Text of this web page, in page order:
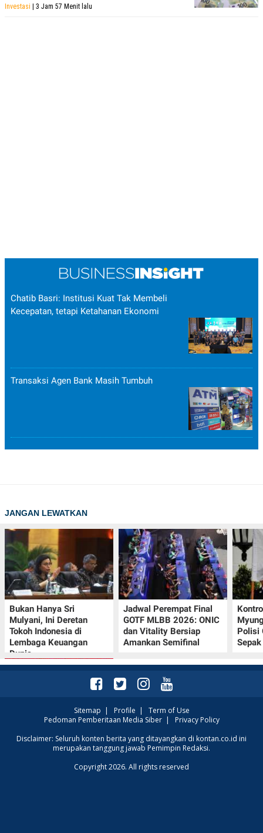
PEDOMAN
Investasi | 3 Jam 57 Menit lalu
Chatib Basri: Institusi Kuat Tak Membeli
Kecepatan, tetapi Ketahanan Ekonomi
Transaksi Agen Bank Masih Tumbuh
JANGAN LEWATKAN
Bukan Hanya Sri
Mulyani, Ini Deretan
Tokoh Indonesia di
Lembaga Keuangan
Dunia
Jadwal Perempat Final
GOTF MLBB 2026: ONIC
dan Vitality Bersiap
Amankan Semifinal
Polisi
Promo JSM Superindo
7–9 Agustus 2026,
Rp37.900 hingga Buah
Sitemap | Profile | Term of Use
Pedoman Pemberitaan Media Siber| Privacy Policy
Disclaimer: Seluruh konten berita yang ditayangkan di kontan.co.id ini
merupakan tanggung jawab Pemimpin Redaksi.
Copyright 2026. All rights reserved